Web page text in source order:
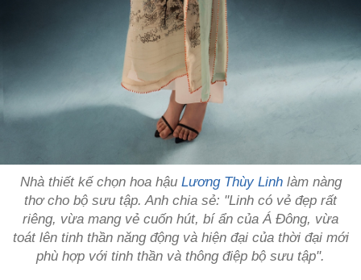
Nhà thiết kế chọn hoa hậu Lương Thùy Linhlàm nàng
thơ cho bộ sưu tập. Anh chia sẻ: "Linh có vẻ đẹp rất
riêng, vừa mang vẻ cuốn hút, bí ẩn của Á Đông, vừa
toát lên tinh thần năng động và hiện đại của thời đại mới
phù hợp với tinh thần và thông điệp bộ sưu tập".